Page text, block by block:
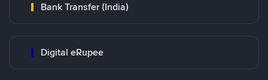
Bank Transfer (India)
Digital eRupee